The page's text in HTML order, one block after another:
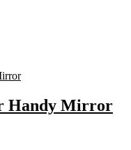
Handy Mirror